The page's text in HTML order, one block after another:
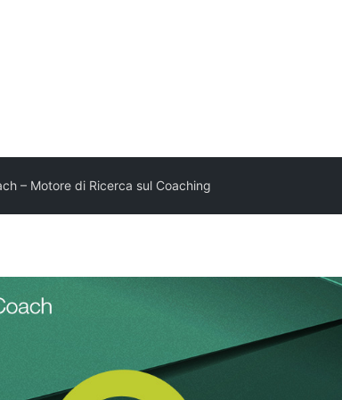
– Motore di Ricerca sul Coaching